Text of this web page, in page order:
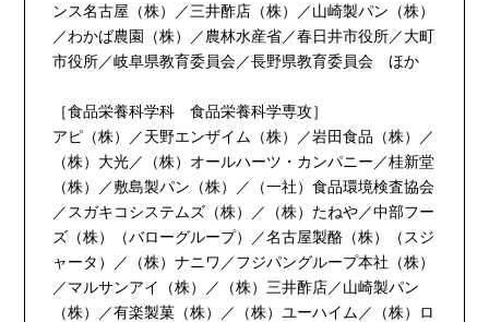
ンス名古屋（株）／三井酢店（株）／山崎製パン（株）
／わかば農園（株）／農林水産省／春日井市役所／大町
市役所／岐阜県教育委員会／長野県教育委員会 ほか
［食品栄養科学科 食品栄養科学専攻］
アピ（株）／天野エンザイム（株）／岩田食品（株）／
（株）大光／（株）オールハーツ・カンパニー／桂新堂
（株）／敷島製パン（株）／（一社）食品環境検査協会
／スガキコシステムズ（株）／（株）たねや／中部フー
ズ（株）（バローグループ）／名古屋製酪（株）（スジ
ャータ）／（株）ナニワ／フジパングループ本社（株）
／マルサンアイ（株）／（株）三井酢店／山崎製パン
（株）／有楽製菓（株）／（株）ユーハイム／（株）ロ